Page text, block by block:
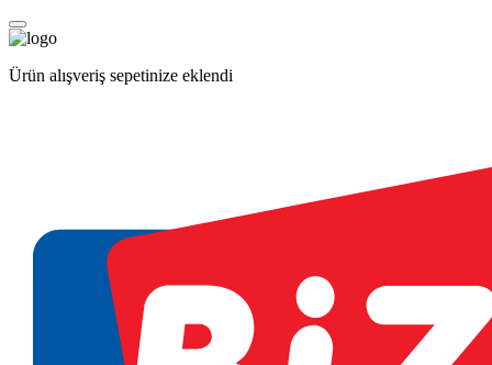
Ürün alışveriş sepetinize eklendi